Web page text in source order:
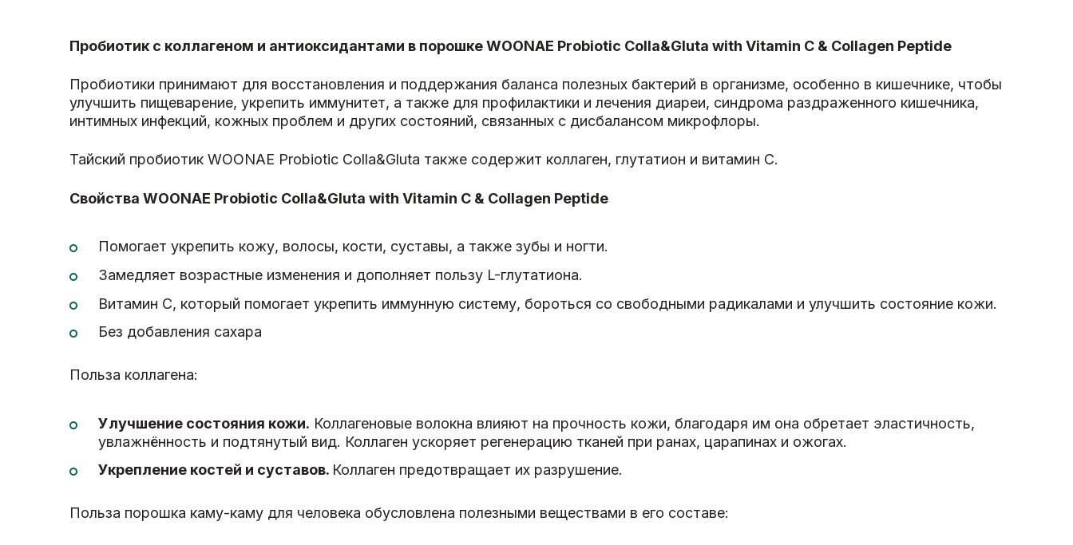
Пробиотик с коллагеном и антиоксидантами в порошке WOONAE Probiotic Colla&Gluta with Vitamin C & Collagen Peptide
Пробиотики принимают для восстановления и поддержания баланса полезных бактерий в организме, особенно в кишечнике, чтобы
улучшить пищеварение, укрепить иммунитет, а также для профилактики и лечения диареи, синдрома раздраженного кишечника,
интимных инфекций, кожных проблем и других состояний, связанных с дисбалансом микрофлоры.
Тайский пробиотик WOONAE Probiotic Colla&Gluta также содержит коллаген, глутатион и витамин С.
Свойства WOONAE Probiotic Colla&Gluta with Vitamin C & Collagen Peptide
Помогает укрепить кожу, волосы, кости, суставы, а также зубы и ногти.
Замедляет возрастные изменения и дополняет пользу L-глутатиона.
Витамин С, который помогает укрепить иммунную систему, бороться со свободными радикалами и улучшить состояние кожи.
Без добавления сахара
Польза коллагена:
Улучшение состояния кожи. Коллагеновые волокна влияют на прочность кожи, благодаря им она обретает эластичность,
увлажнённость и подтянутый вид. Коллаген ускоряет регенерацию тканей при ранах, царапинах и ожогах.
Укрепление костей и суставов. Коллаген предотвращает их разрушение.
Польза порошка каму-каму для человека обусловлена полезными веществами в его составе: